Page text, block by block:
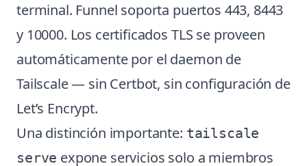
terminal. Funnel soporta puertos 443, 8443
y 10000. Los certificados TLS se proveen
automáticamente por el daemon de
Tailscale — sin Certbot, sin configuración de
Let’s Encrypt.
Una distinción importante: tailscale
serve expone servicios solo a miembros